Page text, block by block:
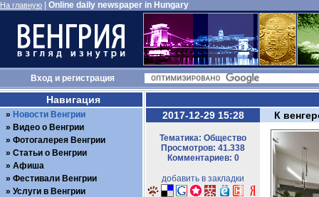
На главную Online daily newspaper in Hungary
Входи регистрация
2017-12-29 15:28
Тематика: Общество
Просмотров: 41.338
Комментариев: 0
добавить в закладки
К
Навигация
Новости Венгрии
Видео о Венгрии
Фотогалерея Венгрии
Статьи о Венгрии
Афиша
Фестивали Венгрии
Услуги в Венгрии